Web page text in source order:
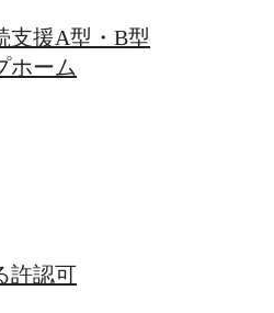
支援A型・B型
ホーム
許認可